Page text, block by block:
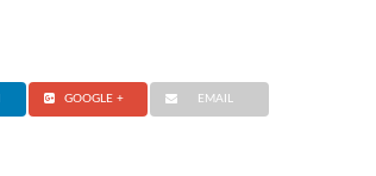
GOOGLE + EMAIL